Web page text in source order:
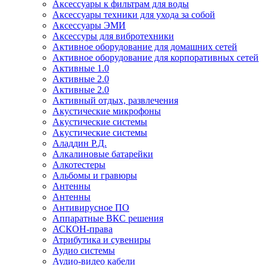
Аксессуары к фильтрам для воды
Аксессуары техники для ухода за собой
Аксессуары ЭМИ
Аксессуры для вибротехники
Активное оборудование для домашних сетей
Активное оборудование для корпоративных сетей
Активные 1.0
Активные 2.0
Активные 2.0
Активный отдых, развлечения
Акустические микрофоны
Акустические системы
Акустические системы
Аладдин Р.Д.
Алкалиновые батарейки
Алкотестеры
Альбомы и гравюры
Антенны
Антенны
Антивирусное ПО
Аппаратные ВКС решения
АСКОН-права
Атрибутика и сувениры
Аудио системы
Аудио-видео кабели